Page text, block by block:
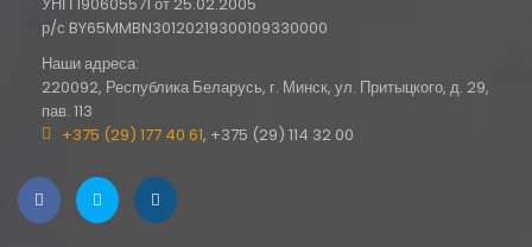
УНП 190605571 от 25.02.2005
р/с BY65MMBN30120219300109330000
Наши адреса:
220092, Республика Беларусь, г. Минск, ул. Притыцкого, д. 29,
пав. 113
+375 (29) 177 40 61, +375 (29) 114 32 00